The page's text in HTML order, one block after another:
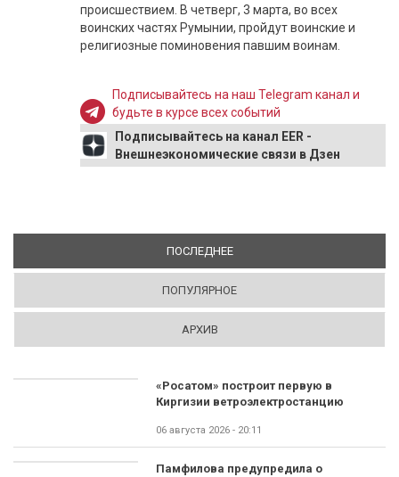
происшествием. В четверг, 3 марта, во всех
воинских частях Румынии, пройдут воинские и
религиозные поминовения павшим воинам.
Подписывайтесь на наш Telegram канал и
будьте в курсе всех событий
Подписывайтесь на канал EER -
Внешнеэкономические связи в Дзен
ПОСЛЕДНЕЕ(АКТИВНАЯ ВКЛАДКА)
ПОПУЛЯРНОЕ
АРХИВ
«Росатом» построит первую в
Киргизии ветроэлектростанцию
06 августа 2026 - 20:11
Памфилова предупредила о